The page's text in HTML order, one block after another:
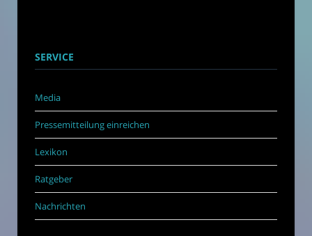
SERVICE
Media
Pressemitteilung einreichen
Lexikon
Ratgeber
Nachrichten